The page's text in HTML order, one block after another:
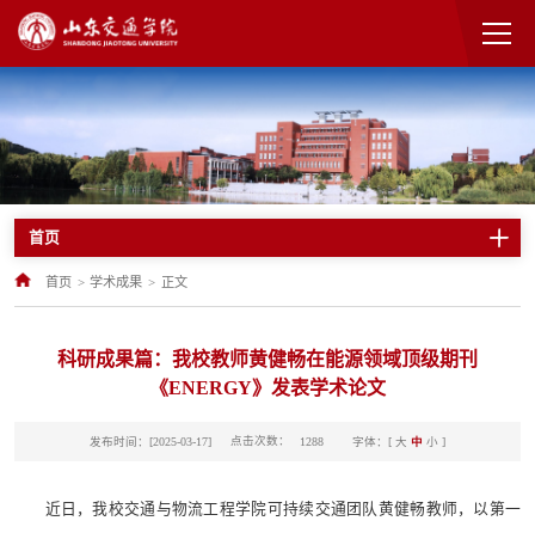
首页
首页 > 学术成果 > 正文
科研成果篇：我校教师黄健畅在能源领域顶级期刊
《ENERGY》发表学术论文
发布时间：[2025-03-17] 点击次数： 1288 字体：[ 大 中 小 ]
近日，我校交通与物流工程学院可持续交通团队黄健畅教师，以第一